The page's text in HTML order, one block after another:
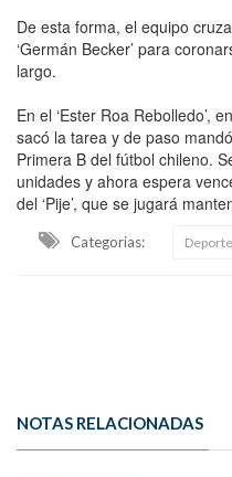
De esta forma, el equipo
‘Germán Becker’ para
largo.
En el ‘Ester Roa Rebolledo’,
sacó la tarea y de paso
Primera B del fútbol chileno.
unidades y ahora espera
del ‘Pije’, que se jugará
Categorias:
NOTAS RELACIONADAS